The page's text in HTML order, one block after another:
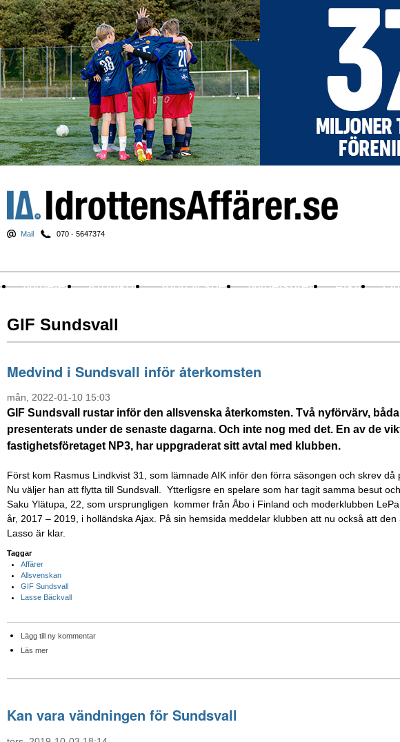
Mail 070 - 5647374
Nyheter Krönikor Sport & spel Nyhetsbrev Arkiv
GIF Sundsvall
Medvind i Sundsvall inför återkomsten
mån, 2022-01-10 15:03
GIF Sundsvall rustar inför den allsvenska återkomsten. Två nyförvärv,
presenterats under de senaste dagarna. Och inte nog med det. En av de
fastighetsföretaget NP3, har uppgraderat sitt avtal med klubben.
Först kom Rasmus Lindkvist 31, som lämnade AIK inför den förra säsongen och skrev
Nu väljer han att flytta till Sundsvall. Ytterligsre en spelare som har tagit samma besut
Saku Ylätupa, 22, som ursprungligen kommer från Åbo i Finland och moderklubben
år, 2017 – 2019, i holländska Ajax. På sin hemsida meddelar klubben att nu också att
Lasso är klar.
Taggar
Affärer
Allsvenskan
GIF Sundsvall
Lasse Bäckvall
Lägg till ny kommentar
Läs mer
Kan vara vändningen för Sundsvall